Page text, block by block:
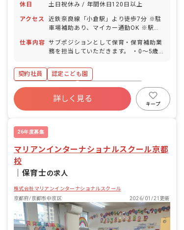
休日 土日祝休み / 年間休日120日以上
アクセス
近鉄奈良線「小倉駅」より徒歩7分 ※駐
車場補助あり、マイカー通勤OK ※駅チ
仕事内容 サブポジションとして保育・保育補助業
務を担当していただきます。 ・0～5歳
契約社員
認定こども園
年間休日120日以上
ボーナス・賞与あり
寮・住宅・家賃補助あり
社会保険完備
残業少なめ
詳しく見る
キープ
26年度募集
マリアンインターナショナルスクール京都
校
保育士の求人
株式会社マリアンインターナショナルスクール
京都府/京都市中京区
2026/01/21更新